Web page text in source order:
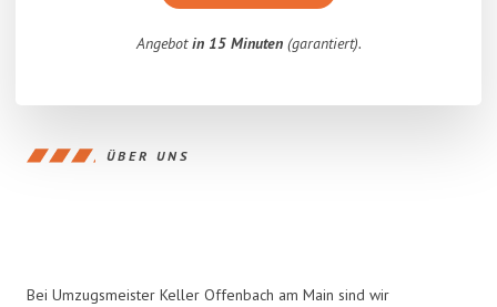
Angebotin 15 Minuten(garantiert).
ÜBER UNS
Bei Umzugsmeister Keller Offenbach am Main sind wir